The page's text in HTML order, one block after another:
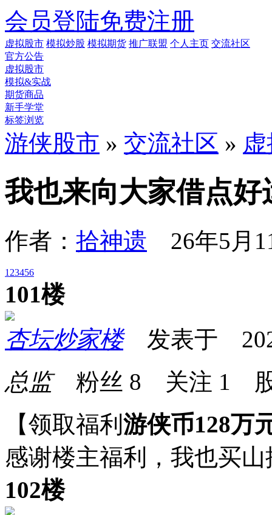
会员登陆免费注册
虚拟股市 模拟炒股 模拟期货 推广联盟 个人主页 交流社区
官方公告
虚拟股市
模拟&实战
期货商品
新手学堂
标签浏览
游侠股市 » 交流社区 »
我也来向大家借点
作者： 拾神遗 26年5月
1 23456
101楼
杏坛炒家楼发表于
总监粉丝 8 关注 1
【领取福利 游侠币128万
感谢楼主福利，我也买山
102楼